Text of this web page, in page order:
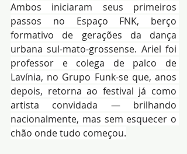
Ambos iniciaram seus primeiros
passos no Espaço FNK, berço
formativo de gerações da dança
urbana sul-mato-grossense. Ariel foi
professor e colega de palco de
Lavínia, no Grupo Funk-se que, anos
depois, retorna ao festival já como
artista convidada — brilhando
nacionalmente, mas sem esquecer o
chão onde tudo começou.